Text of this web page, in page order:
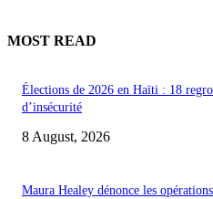
MOST READ
Élections de 2026 en Haïti : 18
d’insécurité
8 August, 2026
Maura Healey dénonce les